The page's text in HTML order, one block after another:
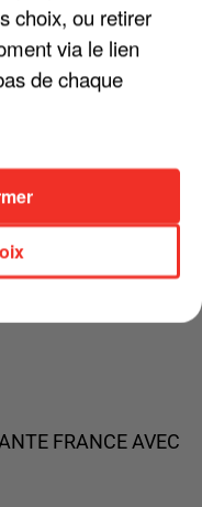
FRANCE AVEC
choix, ou retirer
via le lien
de chaque